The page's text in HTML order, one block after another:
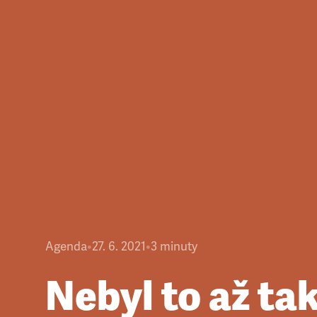
Agenda•27. 6. 2021•3 minuty
Nebyl to až